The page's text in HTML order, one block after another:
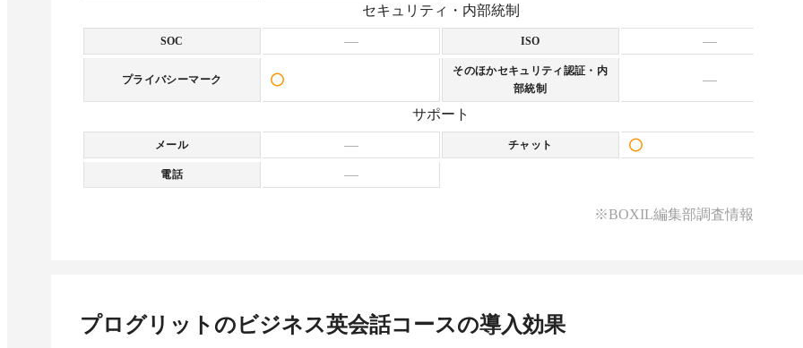
セキュリティ・内部統制
SOC — ISO —
プライバシーマーク
そのほかセキュリティ認証・内
部統制
—
サポート
メール — チャット
電話 —
※BOXIL編集部調査情報
プログリットのビジネス英会話コースの導入効果